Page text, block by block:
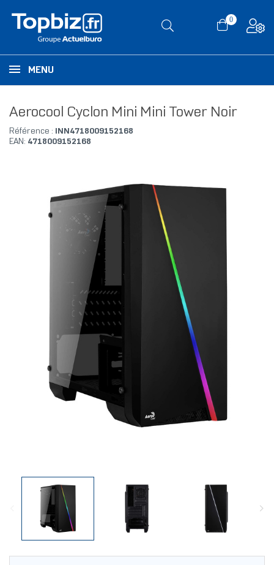
0
MENU
Aerocool Cyclon Mini Mini Tower Noir
Référence :
INN4718009152168
EAN: 4718009152168